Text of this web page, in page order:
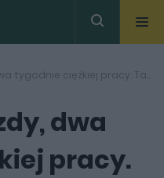
24 godziny jazdy, dwa tygodnie ciężkiej pracy. Tak wygląda Le Mans "od kuchni"
dwa
pracy.